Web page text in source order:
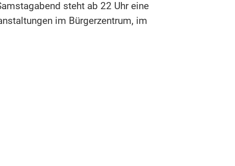
steht ab 22 Uhr eine
im Bürgerzentrum, im